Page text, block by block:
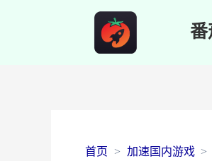
番
首页 加速国内游戏